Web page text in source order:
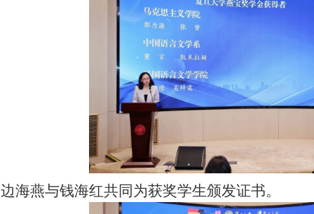
海燕与钱海红共同为获奖学生颁发证书。